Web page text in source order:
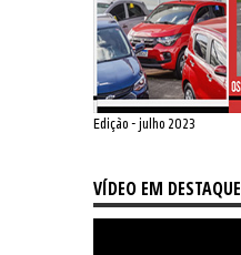
Edição - julho 2023
VÍDEO EM DESTAQUE